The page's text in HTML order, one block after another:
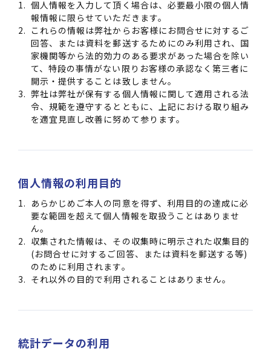
個人情報を入力して頂く場合は、必要最小限の個人情
報情報に限らせていただきます。
これらの情報は弊社からお客様にお問合せに対するご
回答、または資料を郵送するためにのみ利用され、国
家機関等から法的効力のある要求があった場合を除い
て、特段の事情がない限りお客様の承認なく第三者に
開示・提供することは致しません。
弊社は弊社が保有する個人情報に関して適用される法
令、規範を遵守するとともに、上記における取り組み
を適宜見直し改善に努めて参ります。
個人情報の利用目的
あらかじめご本人の同意を得ず、利用目的の達成に必
要な範囲を超えて個人情報を取扱うことはありませ
ん。
収集された情報は、その収集時に明示された収集目的
(お問合せに対するご回答、または資料を郵送する等)
のために利用されます。
それ以外の目的で利用されることはありません。
統計データの利用